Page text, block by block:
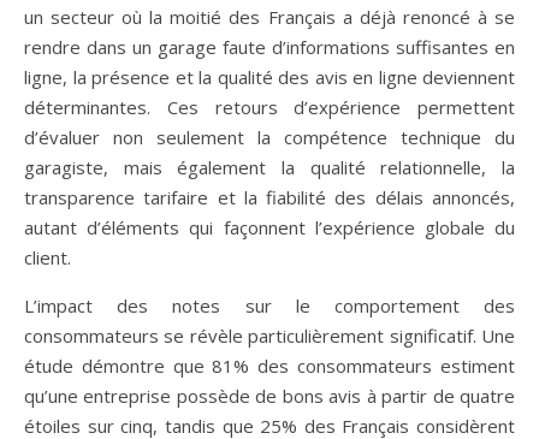
un secteur où la moitié des Français a déjà renoncé à se
rendre dans un garage faute d’informations suffisantes en
ligne, la présence et la qualité des avis en ligne deviennent
déterminantes. Ces retours d’expérience permettent
d’évaluer non seulement la compétence technique du
garagiste, mais également la qualité relationnelle, la
transparence tarifaire et la fiabilité des délais annoncés,
autant d’éléments qui façonnent l’expérience globale du
client.
L’impact des notes sur le comportement des
consommateurs se révèle particulièrement significatif. Une
étude démontre que 81% des consommateurs estiment
qu’une entreprise possède de bons avis à partir de quatre
étoiles sur cinq, tandis que 25% des Français considèrent